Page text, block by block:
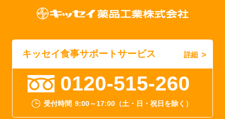
キッセイ食事サポートサービス 詳細
0120-515-260
受付時間 9:00～17:00（土・日・祝日を除く）